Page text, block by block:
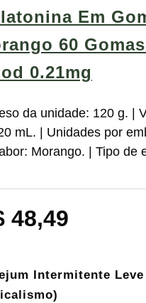
Em
60
0.21mg
da unidade: 120 g. |
mL. | Unidades por
Morango. | Tipo de
48,49
Intermitente Leve